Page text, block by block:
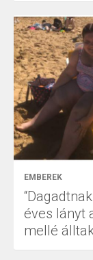
EMBEREK
éves lányt
mellé